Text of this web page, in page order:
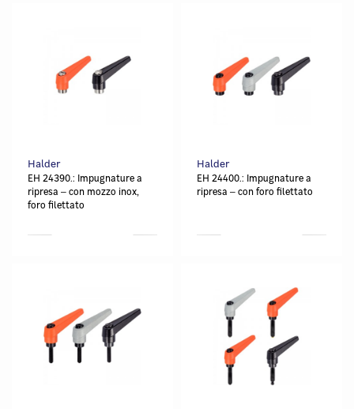
Halder
EH 24390.: Impugnature a
ripresa ‒ con mozzo inox,
foro filettato
Halder
EH 24400.: Impugnature a
ripresa ‒ con foro filettato